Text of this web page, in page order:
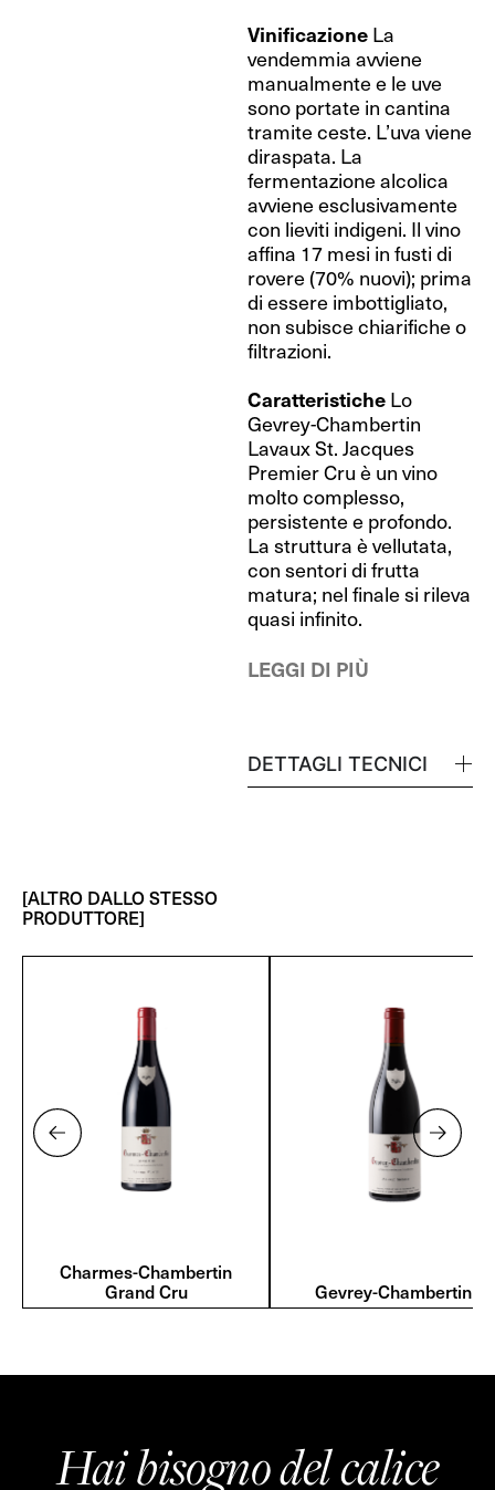
Vinificazione La
vendemmia avviene
manualmente e le uve
sono portate in cantina
tramite ceste. L’uva viene
diraspata. La
fermentazione alcolica
avviene esclusivamente
con lieviti indigeni. Il vino
affina 17 mesi in fusti di
rovere (70% nuovi); prima
di essere imbottigliato,
non subisce chiarifiche o
filtrazioni.
Caratteristiche Lo
Gevrey-Chambertin
Lavaux St. Jacques
Premier Cru è un vino
molto complesso,
persistente e profondo.
La struttura è vellutata,
con sentori di frutta
matura; nel finale si rileva
quasi infinito.
LEGGI DI PIÙ
DETTAGLI TECNICI
[ALTRO DALLO STESSO
PRODUTTORE]
Charmes-Chambertin
Grand Cru
Gevrey-Chambertin
Hai bisogno del calice